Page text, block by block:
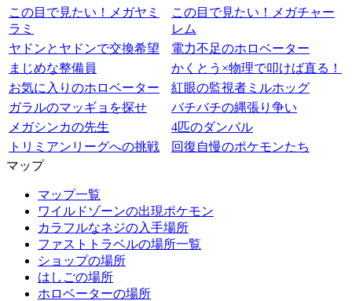
この目で見たい！メガヤミ
ラミ
この目で見たい！メガチャー
レム
ヤドンとヤドンで交換希望
電力不足のホロベーター
まじめな整備員
かくとう×物理で叩けば直る！
お気に入りのホロベーター
紅眼の監視者ミルホッグ
ガラルのマッギョを探せ
バチバチの縄張り争い
メガシンカの先生
4匹のダンバル
トリミアンリーグへの挑戦
回復自慢のポケモンたち
マップ
マップ一覧
ワイルドゾーンの出現ポケモン
カラフルなネジの入手場所
ファストトラベルの場所一覧
ショップの場所
はしごの場所
ホロベーターの場所